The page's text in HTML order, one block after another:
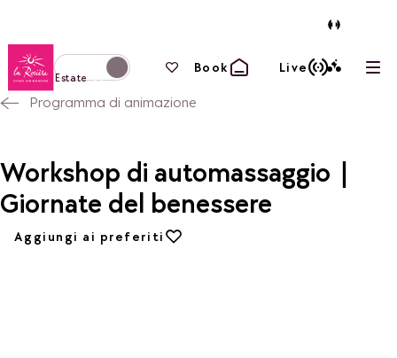
Torna alla home page
Passa alla modalità invernale
Estate
I tuoi preferiti
Book Live
Programma di animazione
Workshop di automassaggio |
Giornate del benessere
Aggiungi ai preferiti
Aggiungi ai preferiti